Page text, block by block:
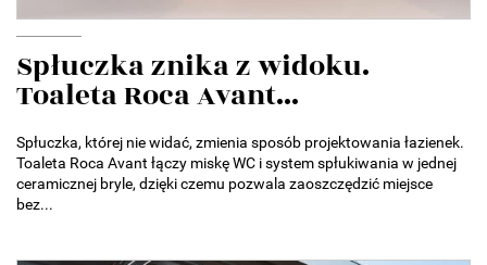
Spłuczka znika z widoku.
Toaleta Roca Avant...
Spłuczka, której nie widać, zmienia sposób projektowania łazienek.
Toaleta Roca Avant łączy miskę WC i system spłukiwania w jednej
ceramicznej bryle, dzięki czemu pozwala zaoszczędzić miejsce
bez...